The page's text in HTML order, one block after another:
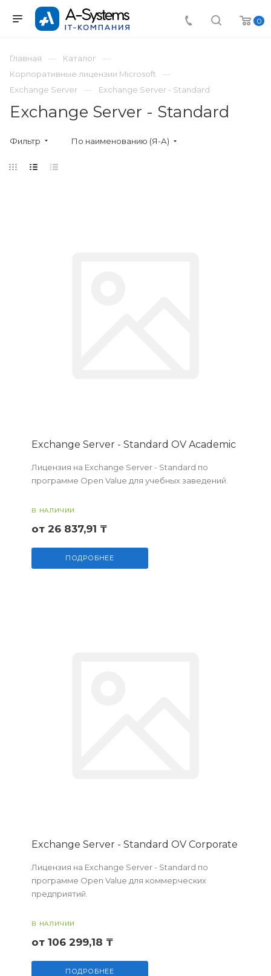
0
Главная
Каталог
Корпоративные лицензии Microsoft
Exchange Server
Exchange Server - Standard
Exchange Server - Standard
Фильтр По наименованию (Я-А)
Exchange Server - Standard OV Academic
Лицензия на Exchange Server - Standard по
программе Open Value для учебных заведений.
В НАЛИЧИИ
от 26 837,91 ₸
ПОДРОБНЕЕ
Exchange Server - Standard OV Corporate
Лицензия на Exchange Server - Standard по
программе Open Value для коммерческих
предприятий.
В НАЛИЧИИ
от 106 299,18 ₸
ПОДРОБНЕЕ